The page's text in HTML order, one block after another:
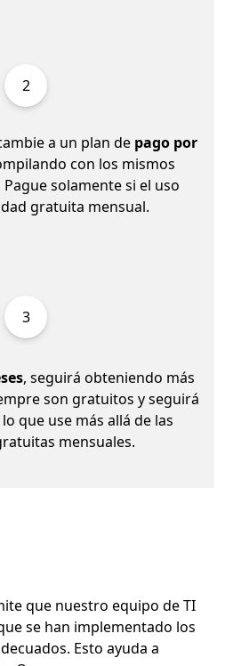
2
a un plan de pago por
con los mismos
solamente si el uso
gratuita mensual.
3
, seguirá obteniendo más
son gratuitos y seguirá
que use más allá de las
mensuales.
que nuestro equipo de TI
se han implementado los
Esto ayuda a